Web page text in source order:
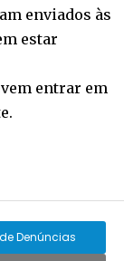
enviados às
estar
entrar em
Denúncias